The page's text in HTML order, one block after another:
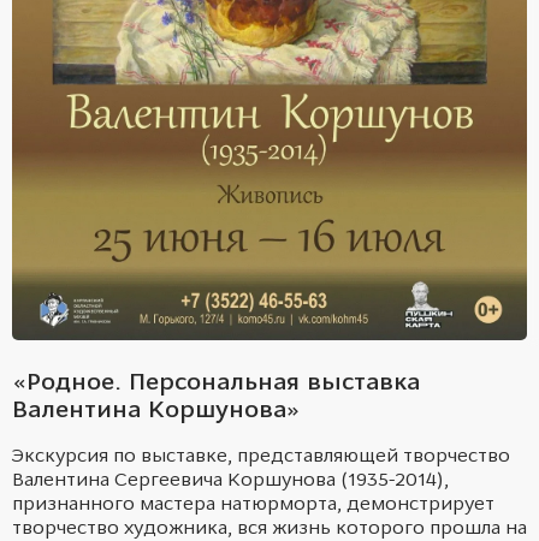
«Родное. Персональная выставка
Валентина Коршунова»
Экскурсия по выставке, представляющей творчество
Валентина Сергеевича Коршунова (1935-2014),
признанного мастера натюрморта, демонстрирует
творчество художника, вся жизнь которого прошла на